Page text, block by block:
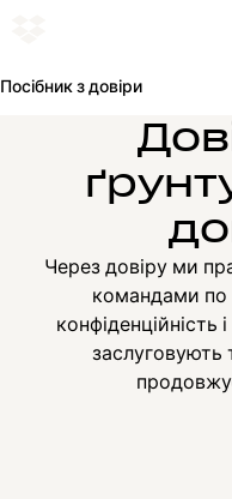
Посібник з довіри
Через довіру ми
командами по
конфіденційність
заслуговують